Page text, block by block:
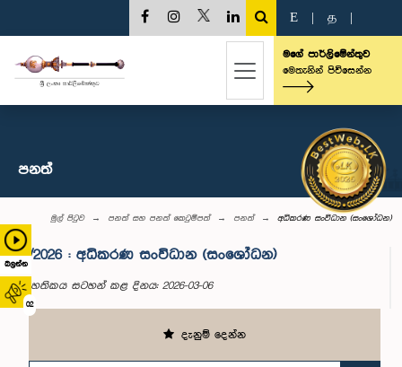
බලන්න
02
E த
මගේ පාර්ලිමේන්තුව
මෙතැනින් පිවිසෙන්න
පනත්
මුල් පිටුව පනත් සහ පනත් කෙටුම්පත් පනත් අධිකරණ සංවිධාන (සංශෝධන)
8/2026 : අධිකරණ සංවිධාන (සංශෝධන)
සහතිකය සටහන් කළ දිනය: 2026-03-06
දැනුම් දෙන්න